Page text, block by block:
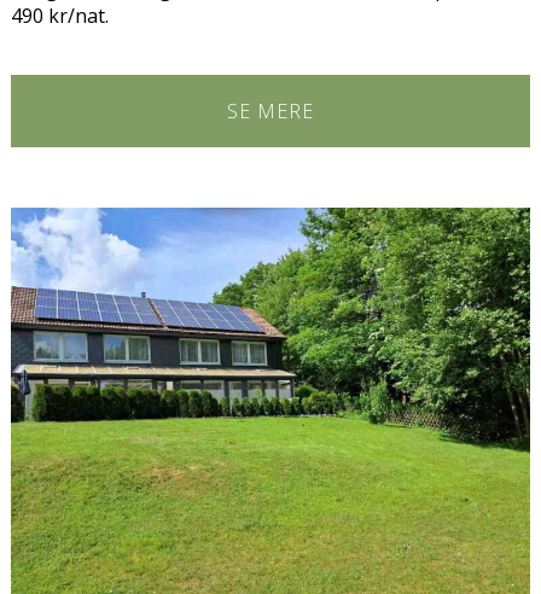
490 kr/nat.
SE MERE